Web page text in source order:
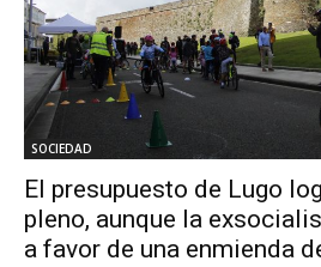
SOCIEDAD
El presupuesto de Lugo
pleno, aunque la
a favor de una enmienda